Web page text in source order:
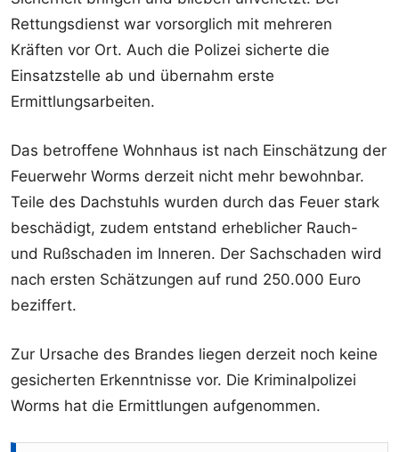
Rettungsdienst war vorsorglich mit mehreren
Kräften vor Ort. Auch die Polizei sicherte die
Einsatzstelle ab und übernahm erste
Ermittlungsarbeiten.
Das betroffene Wohnhaus ist nach Einschätzung der
Feuerwehr Worms derzeit nicht mehr bewohnbar.
Teile des Dachstuhls wurden durch das Feuer stark
beschädigt, zudem entstand erheblicher Rauch-
und Rußschaden im Inneren. Der Sachschaden wird
nach ersten Schätzungen auf rund 250.000 Euro
beziffert.
Zur Ursache des Brandes liegen derzeit noch keine
gesicherten Erkenntnisse vor. Die Kriminalpolizei
Worms hat die Ermittlungen aufgenommen.